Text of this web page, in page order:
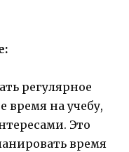
регулярное
время на учебу,
Это
время